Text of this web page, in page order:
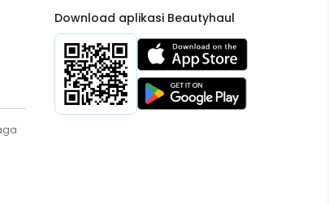
Download aplikasi Beautyhaul